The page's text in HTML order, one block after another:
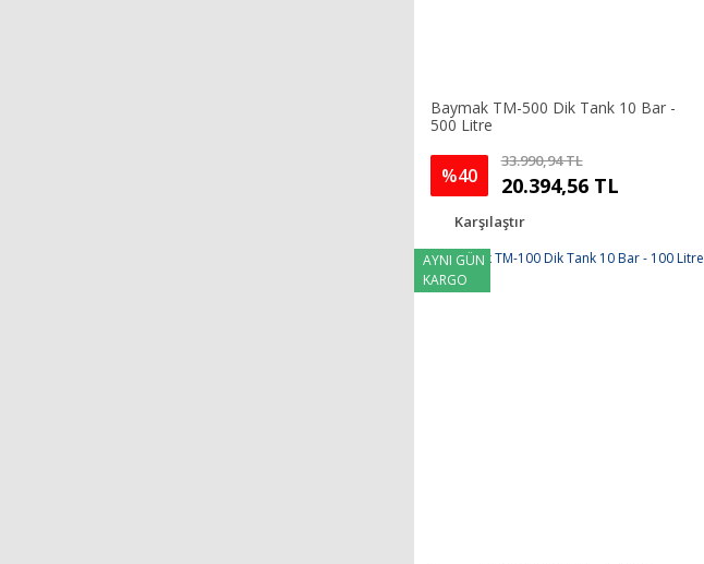
Baymak TM-500 Dik Tank 10 Bar -
500 Litre
%40
33.990,94 TL
20.394,56 TL
Karşılaştır
AYNI GÜN
KARGO